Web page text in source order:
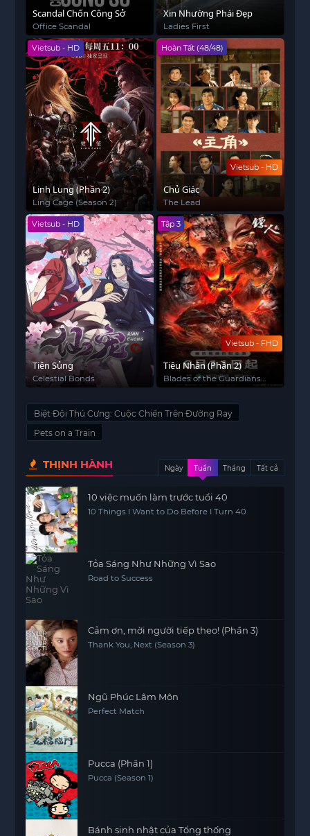
Scandal Chốn Công Sở
Office Scandal
Xin Nhường Phái Đẹp
Ladies First
Vietsub - HD
Linh Lung (Phần 2)
Ling Cage (Season 2)
Vietsub - HD
Hoàn Tất (48/48)
Chủ Giác
The Lead
Vietsub - HD
Tiên Sủng
Celestial Bonds
Vietsub - FHD
Tập 3
Tiêu Nhân (Phần 2)
Blades of the Guardians
Season 2
Biệt Đội Thú Cưng: Cuộc Chiến Trên Đường Ray
Pets on a Train
THỊNH HÀNH Ngày Tuần Tháng Tất cả
10 việc muốn làm trước tuổi 40
10 Things I Want to Do Before I Turn 40
Tỏa Sáng Như Những Vì Sao
Road to Success
Cảm ơn, mời người tiếp theo! (Phần 3)
Thank You, Next (Season 3)
Ngũ Phúc Lâm Môn
Perfect Match
Pucca (Phần 1)
Pucca (Season 1)
Bánh sinh nhật của Tổng thống